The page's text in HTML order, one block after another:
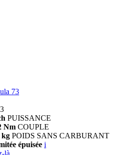
73
PUISSANCE
Nm COUPLE
kg POIDS SANS CARBURANT
épuisée i
là